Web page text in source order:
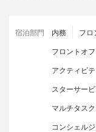
宿泊部門 内務
フロ
フロントオ
アクティビ
スターサー
マルチタスク
コンシェル